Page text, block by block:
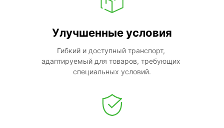
Улучшенные условия
Гибкий и доступный транспорт,
адаптируемый для товаров, требующих
специальных условий.